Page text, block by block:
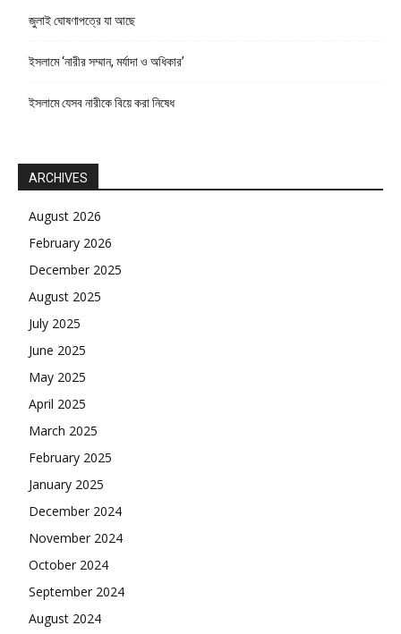
জুলাই ঘোষণাপত্রে যা আছে
ইসলামে ‘নারীর সম্মান, মর্যাদা ও অধিকার’
ইসলামে যেসব নারীকে বিয়ে করা নিষেধ
ARCHIVES
August 2026
February 2026
December 2025
August 2025
July 2025
June 2025
May 2025
April 2025
March 2025
February 2025
January 2025
December 2024
November 2024
October 2024
September 2024
August 2024